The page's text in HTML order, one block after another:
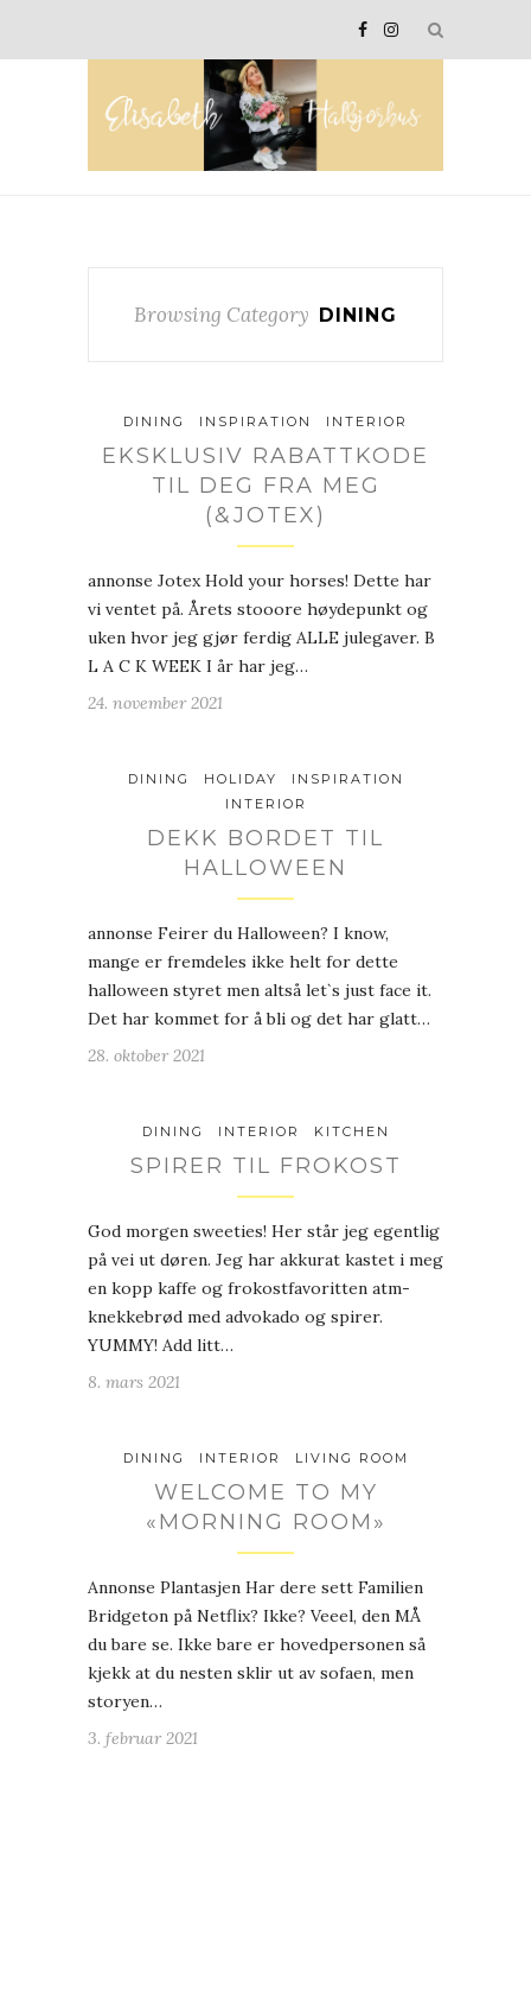
Browsing Category DINING
DINING INSPIRATION INTERIOR
EKSKLUSIV RABATTKODE
TIL DEG FRA MEG
(&JOTEX)
annonse Jotex Hold your horses! Dette har
vi ventet på. Årets stooore høydepunkt og
uken hvor jeg gjør ferdig ALLE julegaver. B
L A C K WEEK I år har jeg…
24. november 2021
DINING HOLIDAY
INSPIRATION
INTERIOR
DEKK BORDET TIL
HALLOWEEN
annonse Feirer du Halloween? I know,
mange er fremdeles ikke helt for dette
halloween styret men altså let`s just face it.
Det har kommet for å bli og det har glatt…
28. oktober 2021
DINING INTERIOR KITCHEN
SPIRER TIL FROKOST
God morgen sweeties! Her står jeg egentlig
på vei ut døren. Jeg har akkurat kastet i meg
en kopp kaffe og frokostfavoritten atm-
knekkebrød med advokado og spirer.
YUMMY! Add litt…
8. mars 2021
DINING INTERIOR LIVING ROOM
WELCOME TO MY
«MORNING ROOM»
Annonse Plantasjen Har dere sett Familien
Bridgeton på Netflix? Ikke? Veeel, den MÅ
du bare se. Ikke bare er hovedpersonen så
kjekk at du nesten sklir ut av sofaen, men
storyen…
3. februar 2021